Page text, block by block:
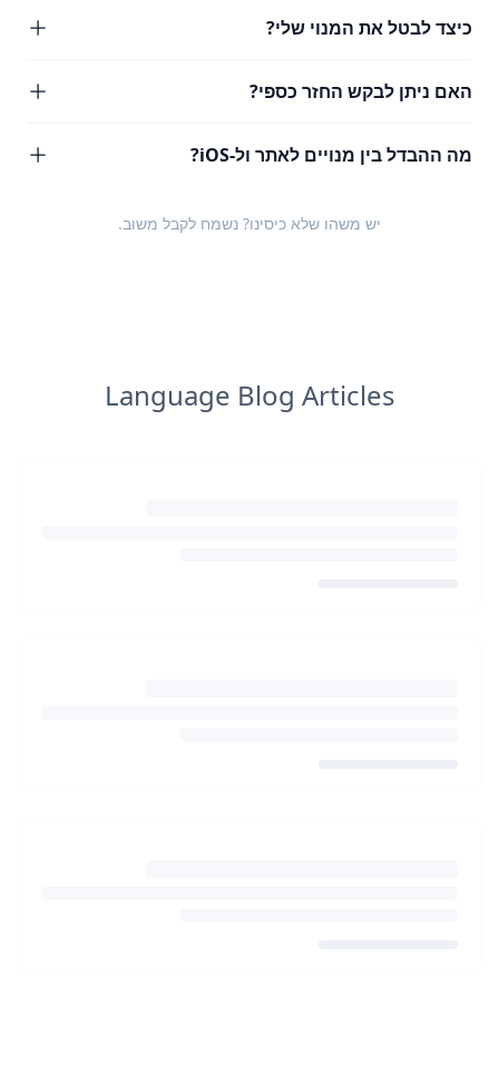
כיצד לבטל את המנוי שלי?
האם ניתן לבקש החזר כספי?
מה ההבדל בין מנויים לאתר ול-iOS?
יש משהו שלא כיסינו? נשמח לקבל משוב.
Language Blog Articles